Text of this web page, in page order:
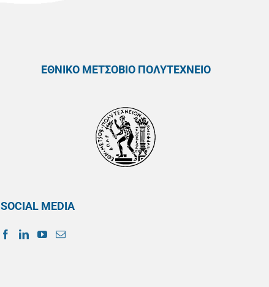
ΕΘΝΙΚΟ ΜΕΤΣΟΒΙΟ ΠΟΛΥΤΕΧΝΕΙΟ
SOCIAL MEDIA